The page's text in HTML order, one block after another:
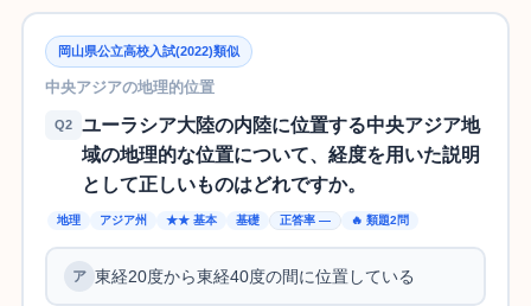
岡山県公立高校入試(2022)類似
中央アジアの地理的位置
Q2
ユーラシア大陸の内陸に位置する中央アジア地
域の地理的な位置について、経度を用いた説明
として正しいものはどれですか。
地理 アジア州 ★★ 基本 基礎 正答率 — 🔥 類題2問
東経20度から東経40度の間に位置している